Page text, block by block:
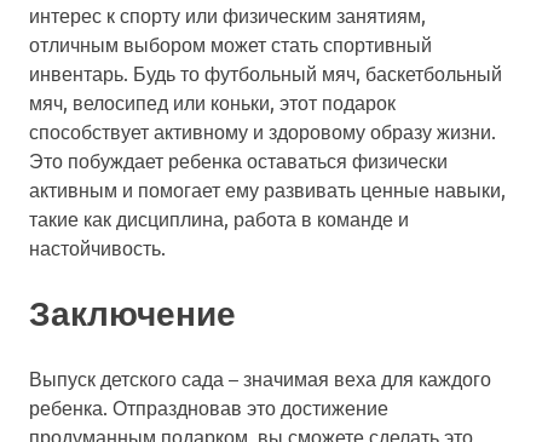
интерес к спорту или физическим занятиям,
отличным выбором может стать спортивный
инвентарь. Будь то футбольный мяч, баскетбольный
мяч, велосипед или коньки, этот подарок
способствует активному и здоровому образу жизни.
Это побуждает ребенка оставаться физически
активным и помогает ему развивать ценные навыки,
такие как дисциплина, работа в команде и
настойчивость.
Заключение
Выпуск детского сада – значимая веха для каждого
ребенка. Отпраздновав это достижение
продуманным подарком, вы сможете сделать это